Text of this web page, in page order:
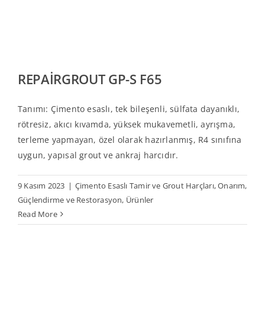
REPAİRGROUT GP-S F65
Tanımı: Çimento esaslı, tek bileşenli, sülfata dayanıklı,
rötresiz, akıcı kıvamda, yüksek mukavemetli, ayrışma,
terleme yapmayan, özel olarak hazırlanmış, R4 sınıfına
uygun, yapısal grout ve ankraj harcıdır.
9 Kasım 2023 | Çimento Esaslı Tamir ve Grout Harçları,Onarım,
Güçlendirme ve Restorasyon, Ürünler
Read More